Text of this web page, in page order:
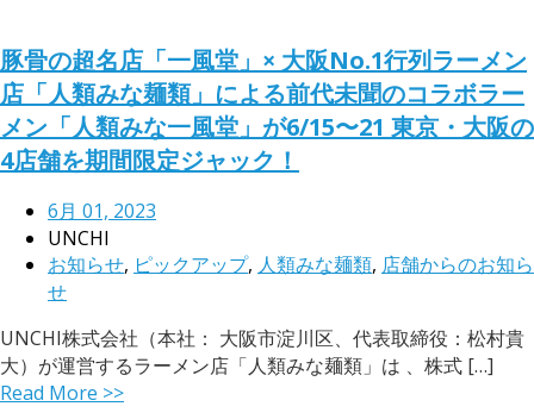
豚骨の超名店「一風堂」× 大阪No.1行列ラーメン
店「人類みな麺類」による前代未聞のコラボラー
メン「人類みな一風堂」が6/15〜21 東京・大阪の
4店舗を期間限定ジャック！
6月 01, 2023
UNCHI
お知らせ, ピックアップ, 人類みな麺類, 店舗からのお知ら
せ
UNCHI株式会社（本社： 大阪市淀川区、代表取締役：松村貴
大）が運営するラーメン店「人類みな麺類」は 、株式 […]
Read More >>